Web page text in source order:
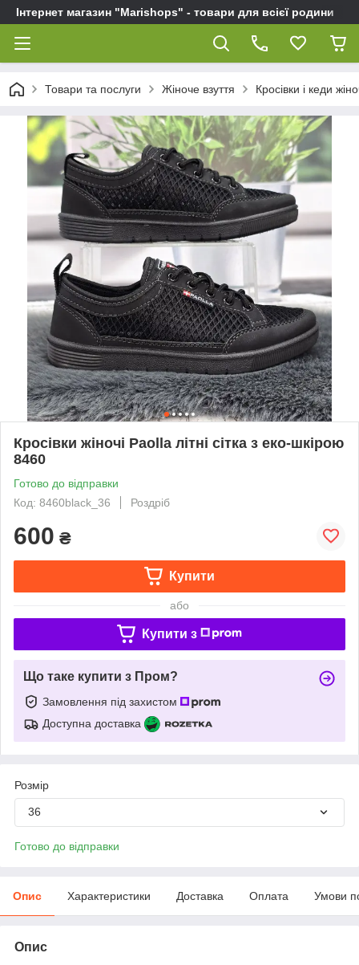
Інтернет магазин "Marishops" - товари для всієї родини
Товари та послуги Жіноче взуття Кросівки і кеди
Кросівки жіночі Paolla літні сітка з еко-шкірою
8460
Готово до відправки
Код: 8460black_36
Роздріб
600 ₴
Купити
або
Купити з
Що таке купити з Пром?
Замовлення під захистом
Доступна доставка
Розмір
36
Готово до відправки
Опис Характеристики Доставка Оплата Умови
Опис